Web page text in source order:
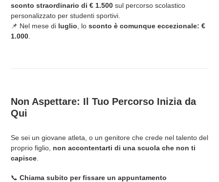
sconto straordinario di € 1.500 sul percorso scolastico
personalizzato per studenti sportivi.
📌 Nel mese di luglio , lo sconto è comunque eccezionale: €
1.000
Non Aspettare: Il Tuo Percorso Inizia da
Qui
Se sei un giovane atleta, o un genitore che crede nel talento del
proprio figlio, non accontentarti di una scuola che non ti
capisce
📞 Chiama subito per fissare un appuntamento